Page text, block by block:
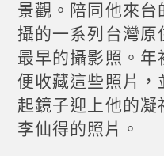
景觀。陪同他來
攝的一系列台灣
最早的攝影照。
便收藏這些照片
起鏡子迎上他的
李仙得的照片。